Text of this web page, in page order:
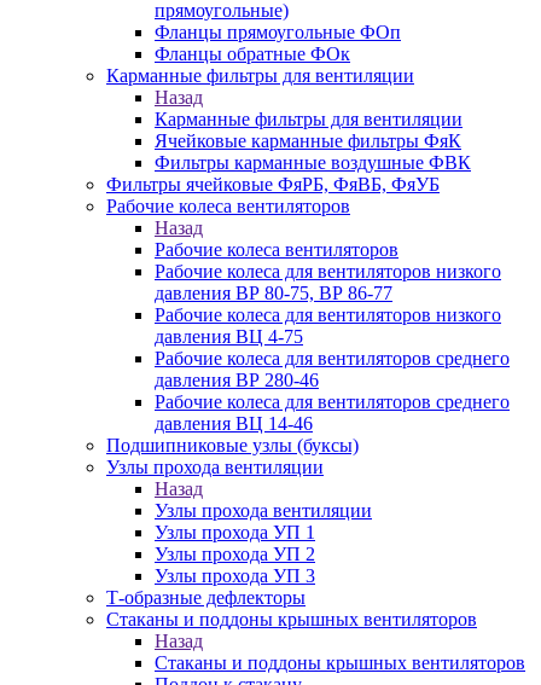
прямоугольные)
Фланцы прямоугольные ФОп
Фланцы обратные ФОк
Карманные фильтры для вентиляции
Назад
Карманные фильтры для вентиляции
Ячейковые карманные фильтры ФяК
Фильтры карманные воздушные ФВК
Фильтры ячейковые ФяРБ, ФяВБ, ФяУБ
Рабочие колеса вентиляторов
Назад
Рабочие колеса вентиляторов
Рабочие колеса для вентиляторов низкого
давления ВР 80-75, ВР 86-77
Рабочие колеса для вентиляторов низкого
давления ВЦ 4-75
Рабочие колеса для вентиляторов среднего
давления ВР 280-46
Рабочие колеса для вентиляторов среднего
давления ВЦ 14-46
Подшипниковые узлы (буксы)
Узлы прохода вентиляции
Назад
Узлы прохода вентиляции
Узлы прохода УП 1
Узлы прохода УП 2
Узлы прохода УП 3
Т-образные дефлекторы
Стаканы и поддоны крышных вентиляторов
Назад
Стаканы и поддоны крышных вентиляторов